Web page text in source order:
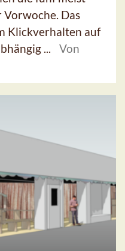
Vorwoche. Das
Klickverhalten auf
...
Von